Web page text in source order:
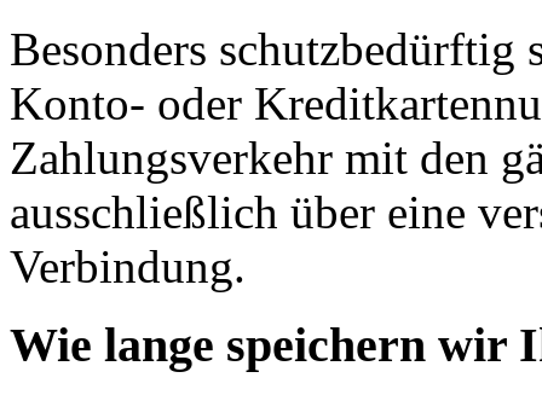
Besonders schutzbedürftig
Konto- oder
Zahlungsverkehr mit den
ausschließlich über eine
Verbindung.
Wie lange speichern wir